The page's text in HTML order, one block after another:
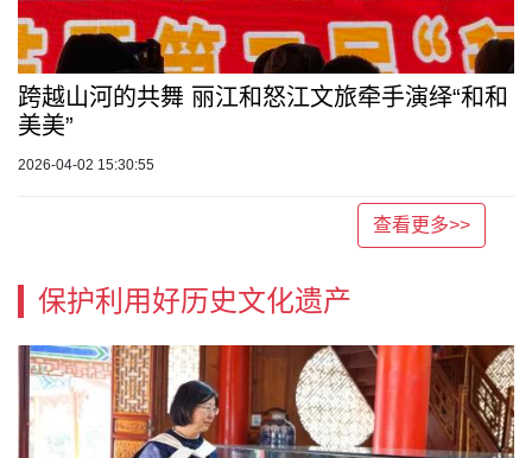
跨越山河的共舞 丽江和怒江文旅牵手演绎“和和
美美”
2026-04-02 15:30:55
查看更多>>
保护利用好历史文化遗产